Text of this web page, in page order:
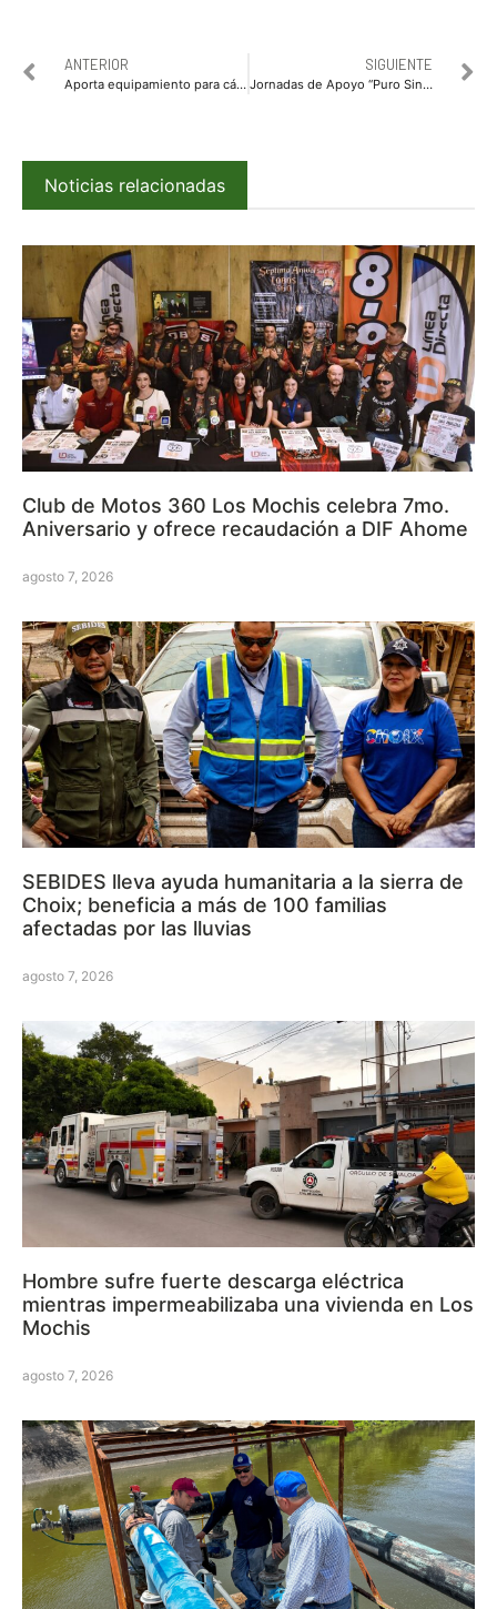
ANTERIOR
Aporta equipamiento para cátedras preventivas en zona rural IPN Incorporarán aula móvil Brigadas de Servicios Integrales en Ahome
SIGUIENTE
Jornadas de Apoyo “Puro Sinaloa” llegan a Mocorito
Noticias relacionadas
Club de Motos 360 Los Mochis celebra 7mo.
Aniversario y ofrece recaudación a DIF Ahome
agosto 7, 2026
SEBIDES lleva ayuda humanitaria a la sierra de
Choix; beneficia a más de 100 familias
afectadas por las lluvias
agosto 7, 2026
Hombre sufre fuerte descarga eléctrica
mientras impermeabilizaba una vivienda en Los
Mochis
agosto 7, 2026